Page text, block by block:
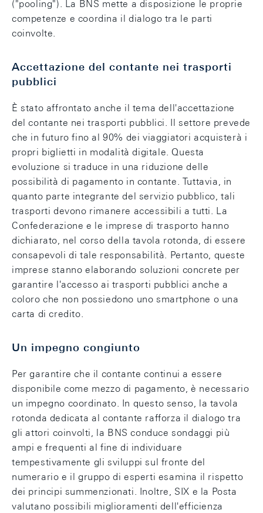
("pooling"). La BNS mette a disposizione le proprie
competenze e coordina il dialogo tra le parti
coinvolte.
Accettazione del contante nei trasporti
pubblici
È stato affrontato anche il tema dell'accettazione
del contante nei trasporti pubblici. Il settore prevede
che in futuro fino al 90% dei viaggiatori acquisterà i
propri biglietti in modalità digitale. Questa
evoluzione si traduce in una riduzione delle
possibilità di pagamento in contante. Tuttavia, in
quanto parte integrante del servizio pubblico, tali
trasporti devono rimanere accessibili a tutti. La
Confederazione e le imprese di trasporto hanno
dichiarato, nel corso della tavola rotonda, di essere
consapevoli di tale responsabilità. Pertanto, queste
imprese stanno elaborando soluzioni concrete per
garantire l'accesso ai trasporti pubblici anche a
coloro che non possiedono uno smartphone o una
carta di credito.
Un impegno congiunto
Per garantire che il contante continui a essere
disponibile come mezzo di pagamento, è necessario
un impegno coordinato. In questo senso, la tavola
rotonda dedicata al contante rafforza il dialogo tra
gli attori coinvolti, la BNS conduce sondaggi più
ampi e frequenti al fine di individuare
tempestivamente gli sviluppi sul fronte del
numerario e il gruppo di esperti esamina il rispetto
dei principi summenzionati. Inoltre, SIX e la Posta
valutano possibili miglioramenti dell'efficienza